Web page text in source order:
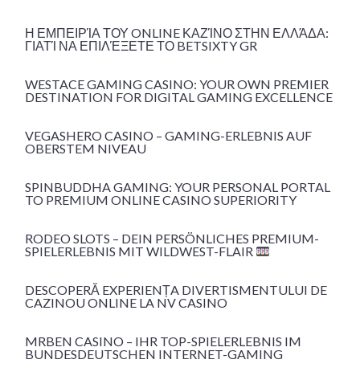
Η ΕΜΠΕΙΡΊΑ ΤΟΥ ONLINE ΚΑΖΊΝΟ ΣΤΗΝ ΕΛΛΆΔΑ:
ΓΙΑΤΊ ΝΑ ΕΠΙΛΈΞΕΤΕ ΤΟ BETSIXTY GR
WESTACE GAMING CASINO: YOUR OWN PREMIER
DESTINATION FOR DIGITAL GAMING EXCELLENCE
VEGASHERO CASINO – GAMING-ERLEBNIS AUF
OBERSTEM NIVEAU
SPINBUDDHA GAMING: YOUR PERSONAL PORTAL
TO PREMIUM ONLINE CASINO SUPERIORITY
RODEO SLOTS – DEIN PERSÖNLICHES PREMIUM-
SPIELERLEBNIS MIT WILDWEST-FLAIR
DESCOPERĂ EXPERIENȚA DIVERTISMENTULUI DE
CAZINOU ONLINE LA NV CASINO
MRBEN CASINO – IHR TOP-SPIELERLEBNIS IM
BUNDESDEUTSCHEN INTERNET-GAMING